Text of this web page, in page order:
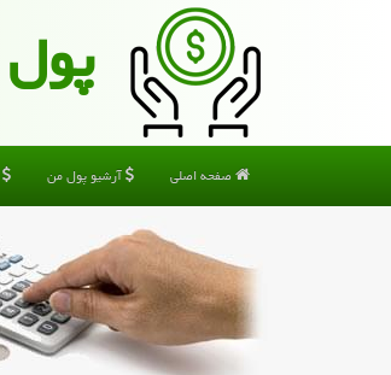
صفحه اصلی آرشیو پول من